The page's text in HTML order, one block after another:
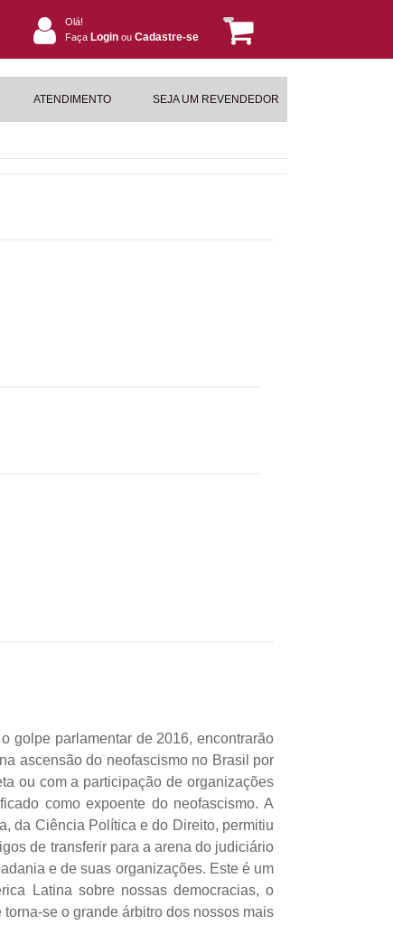
Olá!
Faça Login ou Cadastre-se
ATENDIMENTO SEJA UM REVENDEDOR
golpe parlamentar de 2016, encontrarão
ascensão do neofascismo no Brasil por
ou com a participação de organizações
como expoente do neofascismo. A
da Ciência Política e do Direito, permitiu
de transferir para a arena do judiciário
e de suas organizações. Este é um
Latina sobre nossas democracias, o
se o grande árbitro dos nossos mais